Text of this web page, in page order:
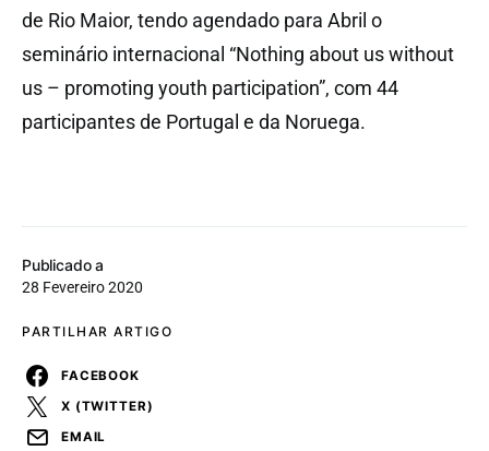
Publicado a
28 Fevereiro 2020
PARTILHAR ARTIGO
FACEBOOK
X (TWITTER)
EMAIL
de Rio Maior, tendo agendado para Abril o
seminário internacional “Nothing about us without
us – promoting youth participation”, com 44
participantes de Portugal e da Noruega.